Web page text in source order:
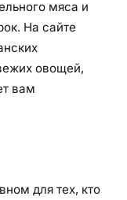
мяса и
На сайте
овощей,
вам
для тех, кто